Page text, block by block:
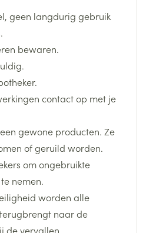
te raadplegen.
toepassing of toepassing
zonder doktersadvies
jood
(15°C - 25°C)
geen langdurig gebruik
bewaren.
contact op met je
gewone producten. Ze
of geruild worden.
om ongebruikte
nemen.
worden alle
naar de
de vervallen